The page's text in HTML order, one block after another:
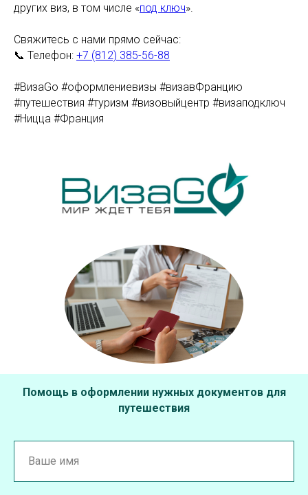
других виз, в том числе «под ключ».
Свяжитесь с нами прямо сейчас:
📞 Телефон: +7 (812) 385-56-88
#ВизаGo #оформлениевизы #визавФранцию
#путешествия #туризм #визовыйцентр #визаподключ
#Ницца #Франция
Помощь в оформлении нужных документов для
путешествия